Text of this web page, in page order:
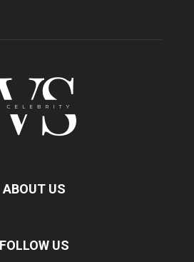
ABOUT US
FOLLOW US